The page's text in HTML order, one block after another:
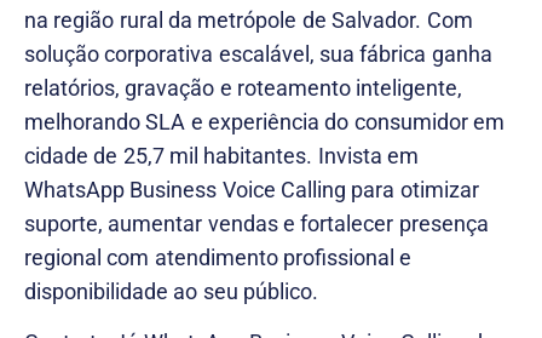
na região rural da metrópole de Salvador. Com
solução corporativa escalável, sua fábrica ganha
relatórios, gravação e roteamento inteligente,
melhorando SLA e experiência do consumidor em
cidade de 25,7 mil habitantes. Invista em
WhatsApp Business Voice Calling para otimizar
suporte, aumentar vendas e fortalecer presença
regional com atendimento profissional e
disponibilidade ao seu público.